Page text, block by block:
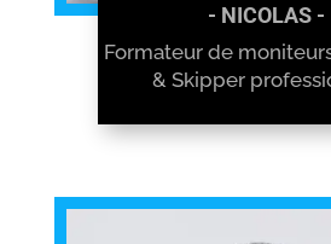
- NICOLAS -
Formateur de
& Skipper